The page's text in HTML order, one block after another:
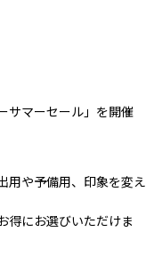
サマーセール」を開催
用や予備用、印象を変え
得にお選びいただけま